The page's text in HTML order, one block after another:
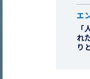
エ
れ
り